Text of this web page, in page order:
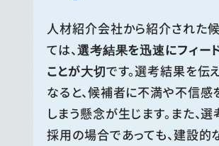
人材紹介会社から紹介された
ては、選考結果を迅速にフィー
ことが大切です。選考結果を伝
なると、候補者に不満や不信感
しまう懸念が生じます。また、
採用の場合であっても、建設的